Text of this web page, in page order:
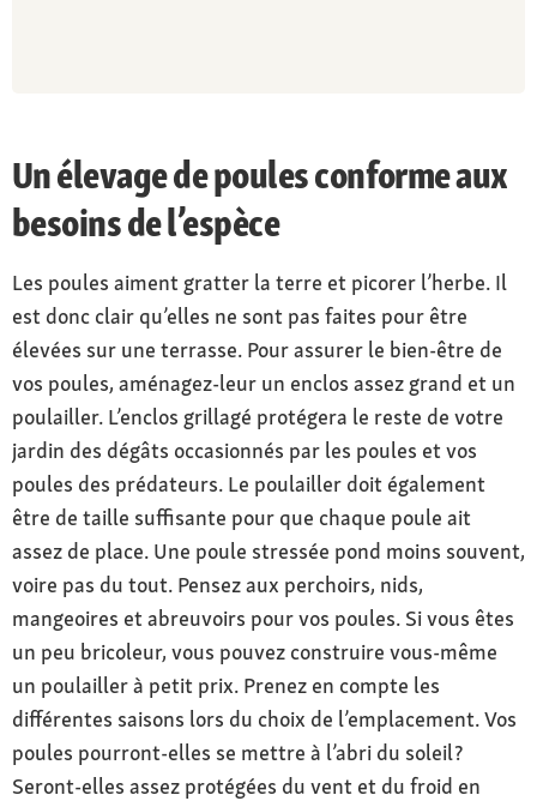
Un élevage de poules conforme aux
besoins de l’espèce
Les poules aiment gratter la terre et picorer l’herbe. Il
est donc clair qu’elles ne sont pas faites pour être
élevées sur une terrasse. Pour assurer le bien-être de
vos poules, aménagez-leur un enclos assez grand et un
poulailler. L’enclos grillagé protégera le reste de votre
jardin des dégâts occasionnés par les poules et vos
poules des prédateurs. Le poulailler doit également
être de taille suffisante pour que chaque poule ait
assez de place. Une poule stressée pond moins souvent,
voire pas du tout. Pensez aux perchoirs, nids,
mangeoires et abreuvoirs pour vos poules. Si vous êtes
un peu bricoleur, vous pouvez construire vous-même
un poulailler à petit prix. Prenez en compte les
différentes saisons lors du choix de l’emplacement. Vos
poules pourront-elles se mettre à l’abri du soleil ?
Seront-elles assez protégées du vent et du froid en